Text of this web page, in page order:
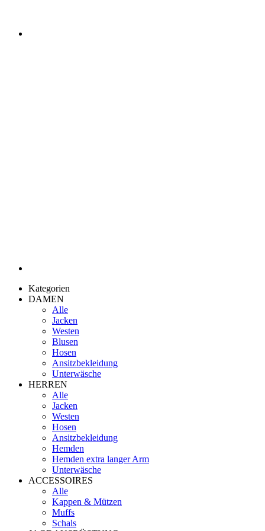
Kategorien
DAMEN
Alle
Jacken
Westen
Blusen
Hosen
Ansitzbekleidung
Unterwäsche
HERREN
Alle
Jacken
Westen
Hosen
Ansitzbekleidung
Hemden
Hemden extra langer Arm
Unterwäsche
ACCESSOIRES
Alle
Kappen & Mützen
Muffs
Schals